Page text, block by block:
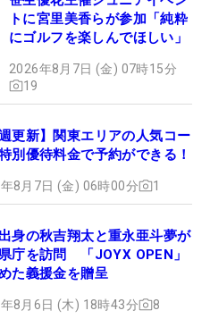
トに宮里美香らが参加「純粋
にゴルフを楽しんでほしい」
2026年8月7日 (金) 07時15分
19
週更新】関東エリアの人気コー
別優待料金で予約ができる！
8月7日 (金) 06時00分 1
身の秋吉翔太と重永亜斗夢が
庁を訪問 「JOYX OPEN」
た義援金を贈呈
8月6日 (木) 18時43分 8